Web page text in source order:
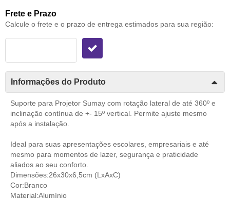
Frete e Prazo
Calcule o frete e o prazo de entrega estimados para sua região:
Informações do Produto
Suporte para Projetor Sumay com rotação lateral de até 360º e
inclinação contínua de +- 15º vertical. Permite ajuste mesmo
após a instalação.
Ideal para suas apresentações escolares, empresariais e até
mesmo para momentos de lazer, segurança e praticidade
aliados ao seu conforto.
Dimensões:26x30x6,5cm (LxAxC)
Cor:Branco
Material:Alumínio